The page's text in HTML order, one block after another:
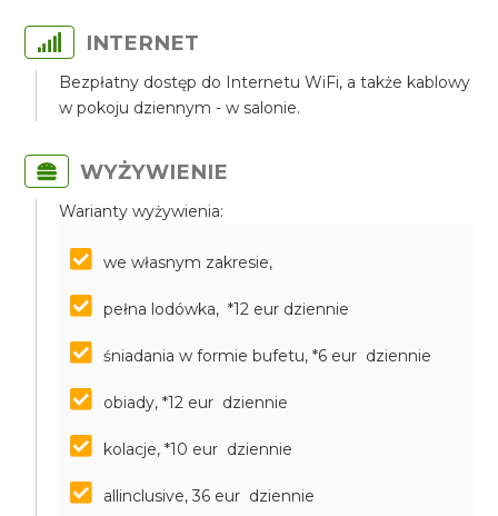
INTERNET
Bezpłatny dostęp do Internetu WiFi, a także kablowy
w pokoju dziennym - w salonie.
WYŻYWIENIE
Warianty wyżywienia:
we własnym zakresie,
pełna lodówka, *12 eur dziennie
śniadania w formie bufetu, *6 eur dziennie
obiady, *12 eur dziennie
kolacje, *10 eur dziennie
allinclusive, 36 eur dziennie